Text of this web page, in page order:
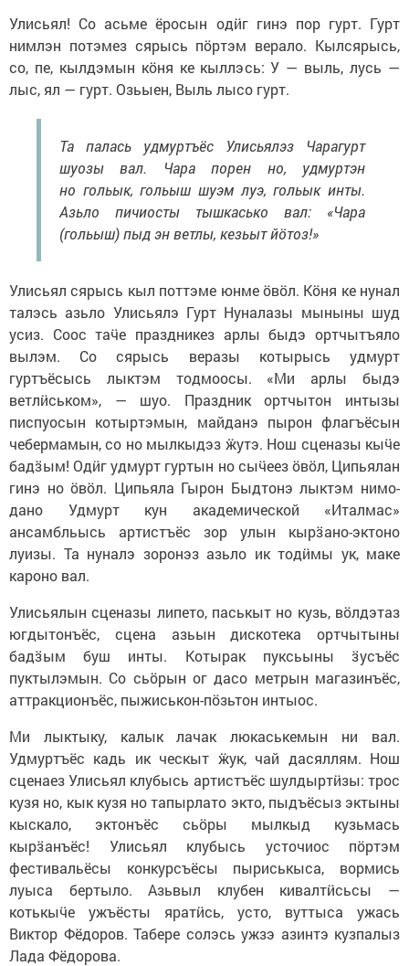
Улисьял! Со асьме ёросын одӥг гинэ пор гурт. Гурт
нимлэн потэмез сярысь пӧртэм верало. Кылсярысь,
со, пе, кылдэмын кӧня ке кыллэсь: У — выль, лусь —
лыс, ял — гурт. Озьыен, Выль лысо гурт.
Та палась удмуртъёс Улисьялэз Чарагурт
шуозы вал. Чара порен но, удмуртэн
но гольык, гольыш шуэм луэ, гольык инты.
Азьло пичиосты тышкасько вал: «Чара
(гольыш) пыд эн ветлы, кезьыт йӧтоз!»
Улисьял сярысь кыл поттэме юнме ӧвӧл. Кӧня ке нунал
талэсь азьло Улисьялэ Гурт Нуналазы мыныны шуд
усиз. Соос таӵе праздникез арлы быдэ ортчытъяло
вылэм. Со сярысь веразы котырысь удмурт
гуртъёсысь лыктэм тодмоосы. «Ми арлы быдэ
ветлӥськом», — шуо. Праздник ортчытон интызы
писпуосын котыртэмын, майданэ пырон флагъёсын
чебермамын, со но мылкыдэз ӝутэ. Нош сценазы кыӵе
бадӟым! Одӥг удмурт гуртын но сыӵеез ӧвӧл, Ципьялан
гинэ но ӧвӧл. Ципьяла Гырон Быдтонэ лыктэм нимо-
дано Удмурт кун академической «Италмас»
ансамбльысь артистъёс зор улын кырӟано-эктоно
луизы. Та нуналэ зоронэз азьло ик тодӥмы ук, маке
кароно вал.
Улисьялын сценазы липето, паськыт но кузь, вӧлдэтаз
югдытонъёс, сцена азьын дискотека ортчытыны
бадӟым буш инты. Котырак пуксьыны ӟусъёс
пуктылэмын. Со сьӧрын ог дасо метрын магазинъёс,
аттракционъёс, пыжиськон-пӧзьтон интыос.
Ми лыктыку, калык лачак люкаськемын ни вал.
Удмуртъёс кадь ик ческыт ӝук, чай дасяллям. Нош
сценаез Улисьял клубысь артистъёс шулдыртӥзы: трос
кузя но, кык кузя но тапырлато экто, пыдъёсыз эктыны
кыскало, эктонъёс сьӧры мылкыд кузьмась
кырӟанъёс! Улисьял клубысь усточиос пӧртэм
фестивальёсы конкурсъёсы пыриськыса, вормись
луыса бертыло. Азьвыл клубен кивалтӥсьсы —
котькыӵе ужъёсты яратӥсь, усто, вуттыса ужась
Виктор Фёдоров. Табере солэсь ужзэ азинтэ кузпалыз
Лада Фёдорова.